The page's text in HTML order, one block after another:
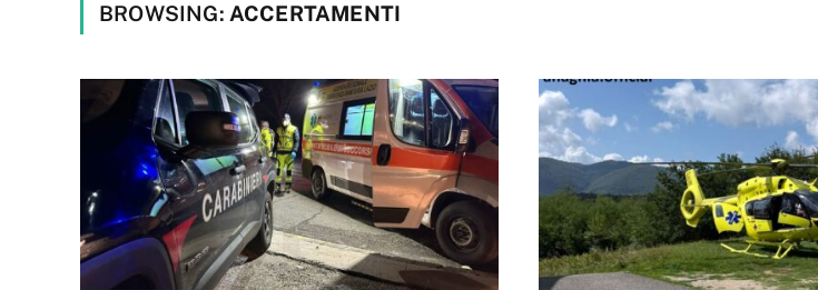
BROWSING: ACCERTAMENTI